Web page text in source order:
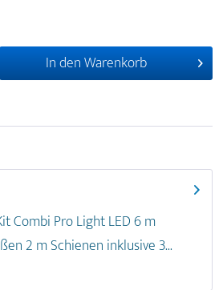
In denWarenkorb
Combi Pro Light LED 6 m
2 m Schienen inklusive 3...